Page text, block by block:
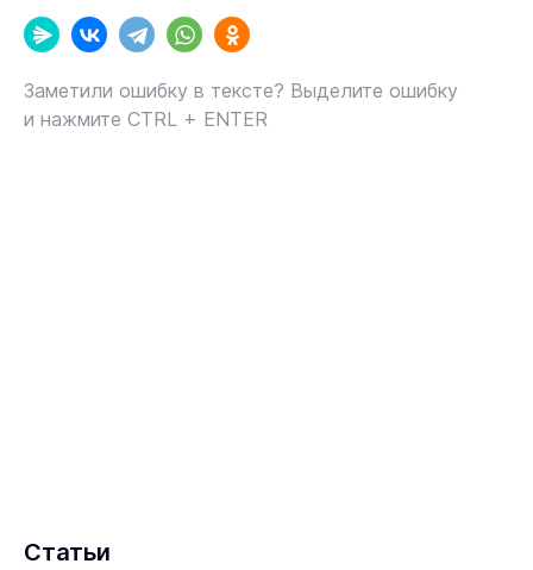
Заметили ошибку в тексте? Выделите ошибку
и нажмите CTRL + ENTER
Статьи